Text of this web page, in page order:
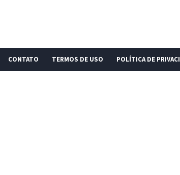
CONTATO TERMOS DE USO POLÍTICA DE